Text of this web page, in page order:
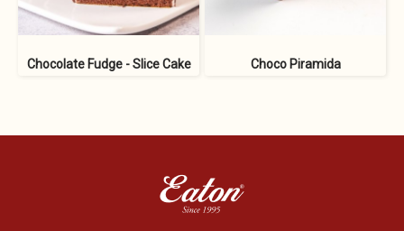
Chocolate Fudge - Slice Cake Choco Piramida